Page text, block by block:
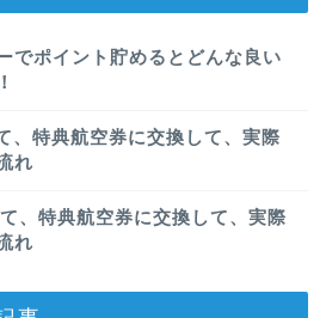
でポイント貯めるとどんな良い
、特典航空券に交換して、実際
れ
、特典航空券に交換して、実際
れ